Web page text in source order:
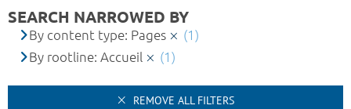
SEARCH NARROWED BY
By content type: Pages
(1)
By rootline: Accueil
(1)
REMOVE ALL FILTERS